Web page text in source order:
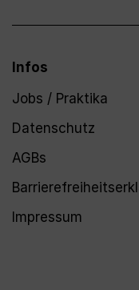
Infos
Jobs / Praktika
Datenschutz
AGBs
Impressum